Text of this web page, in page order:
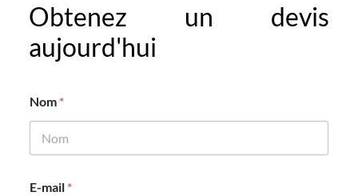
Obtenez un devis
aujourd'hui
Nom *
E-mail *